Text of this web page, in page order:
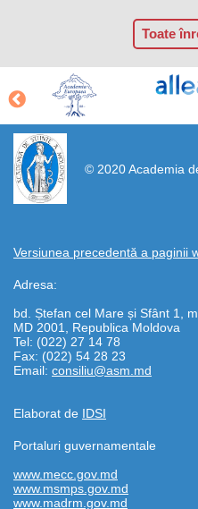
Toate
© 2020 Academia
Versiunea precedentă a paginii
Adresa:
bd. Ștefan cel Mare și Sfânt 1,
MD 2001, Republica Moldova
Tel: (022) 27 14 78
Fax: (022) 54 28 23
Email: consiliu@asm.md
Elaborat de IDSI
https://propletenie.ru/
Portaluri guvernamentale
www.mecc.gov.md
www.msmps.gov.md
www.madrm.gov.md